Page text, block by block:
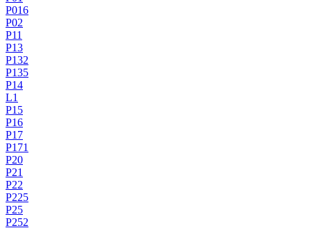
P016
P02
P11
P13
P132
P135
P14
L1
P15
P16
P17
P171
P20
P21
P22
P225
P25
P252